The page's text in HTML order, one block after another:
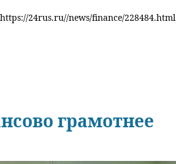
24rus.ru//news/finance/228484.html
грамотнее